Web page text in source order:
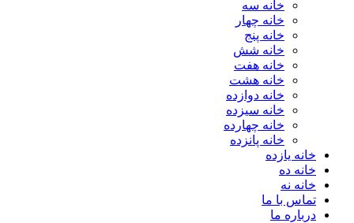
خانه سه
خانه چهار
خانه پنج
خانه شش
خانه هفت
خانه هشت
خانه دوازده
خانه سیزده
خانه چهارده
خانه پانزده
خانه یازده
خانه ده
خانه نه
تماس با ما
درباره ما